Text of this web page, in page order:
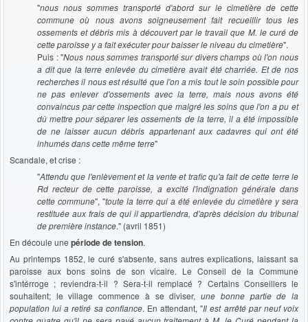
"nous nous sommes transporté d'abord sur le cimetière de cette
commune où nous avons soigneusement fait recueillir tous les
ossements et débris mis à découvert par le travail que M. le curé de
cette paroisse y a fait exécuter pour baisser le niveau du cimetière".
Puis : "Nous nous sommes transporté sur divers champs où l'on nous
a dit que la terre enlevée du cimetière avait été charriée. Et de nos
recherches il nous est résulté que l'on a mis tout le soin possible pour
ne pas enlever d'ossements avec la terre, mais nous avons été
convaincus par cette inspection que malgré les soins que l'on a pu et
dû mettre pour séparer les ossements de la terre, il a été impossible
de ne laisser aucun débris appartenant aux cadavres qui ont été
inhumés dans cette même terre"
Scandale, et crise :
"Attendu que l'enlèvement et la vente et trafic qu'a fait de cette terre le
Rd recteur de cette paroisse, a excité l'indignation générale dans
cette commune", "toute la terre qui a été enlevée du cimetière y sera
restituée aux frais de qui il appartiendra, d'après décision du tribunal
de première instance." (avril 1851)
En découle une période de tension.
Au printemps 1852, le curé s'absente, sans autres explications, laissant sa
paroisse aux bons soins de son vicaire. Le Conseil de la Commune
s'intérroge ; reviendra-t-il ? Sera-t-il remplacé ? Certains Conseillers le
souhaitent; le village commence à se diviser,une bonne partie de la
population lui a retiré sa confiance. En attendant, "Il est arrêté par neuf voix